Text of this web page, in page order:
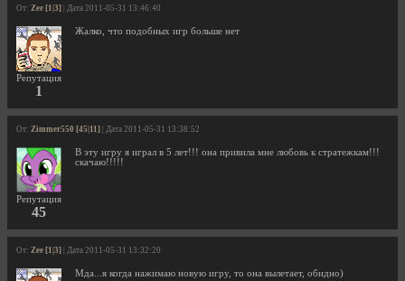
От: Zee [1|3] | Дата 2011-05-31 13:46:40
Репутация
1
Жалко, что подобных игр больше нет
От: Zimmer550 [45|11] | Дата 2011-05-31 13:38:52
Репутация
45
В эту игру я играл в 5 лет!!! она привила мне любовь к стратежкам!!!
скачаю!!!!!
От: Zee [1|3] | Дата 2011-05-31 13:32:20
Мда...я когда нажимаю новую игру, то она вылетает, обидно)